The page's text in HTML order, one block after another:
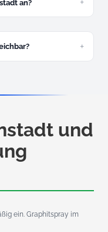
an?
Schutzbeschlägen.
und
ein. Graphitspray im